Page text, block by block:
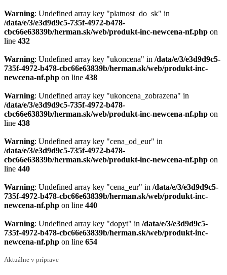
Warning: Undefined array key "platnost_do_sk" in
/data/e/3/e3d9d9c5-735f-4972-b478-
cbc66e63839b/herman.sk/web/produkt-inc-newcena-nf.php on
line 432
Warning: Undefined array key "ukoncena" in /data/e/3/e3d9d9c5-
735f-4972-b478-cbc66e63839b/herman.sk/web/produkt-inc-
newcena-nf.php on line 438
Warning: Undefined array key "ukoncena_zobrazena" in
/data/e/3/e3d9d9c5-735f-4972-b478-
cbc66e63839b/herman.sk/web/produkt-inc-newcena-nf.php on
line 438
Warning: Undefined array key "cena_od_eur" in
/data/e/3/e3d9d9c5-735f-4972-b478-
cbc66e63839b/herman.sk/web/produkt-inc-newcena-nf.php on
line 440
Warning: Undefined array key "cena_eur" in /data/e/3/e3d9d9c5-
735f-4972-b478-cbc66e63839b/herman.sk/web/produkt-inc-
newcena-nf.php on line 440
Warning: Undefined array key "dopyt" in /data/e/3/e3d9d9c5-
735f-4972-b478-cbc66e63839b/herman.sk/web/produkt-inc-
newcena-nf.php on line 654
Aktuálne v príprave